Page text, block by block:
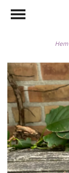
Hem